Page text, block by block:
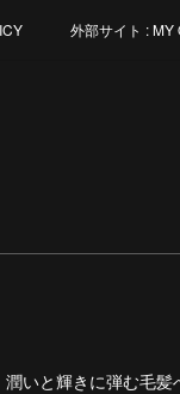
外部サイト : MY
いと輝きに弾む毛髪